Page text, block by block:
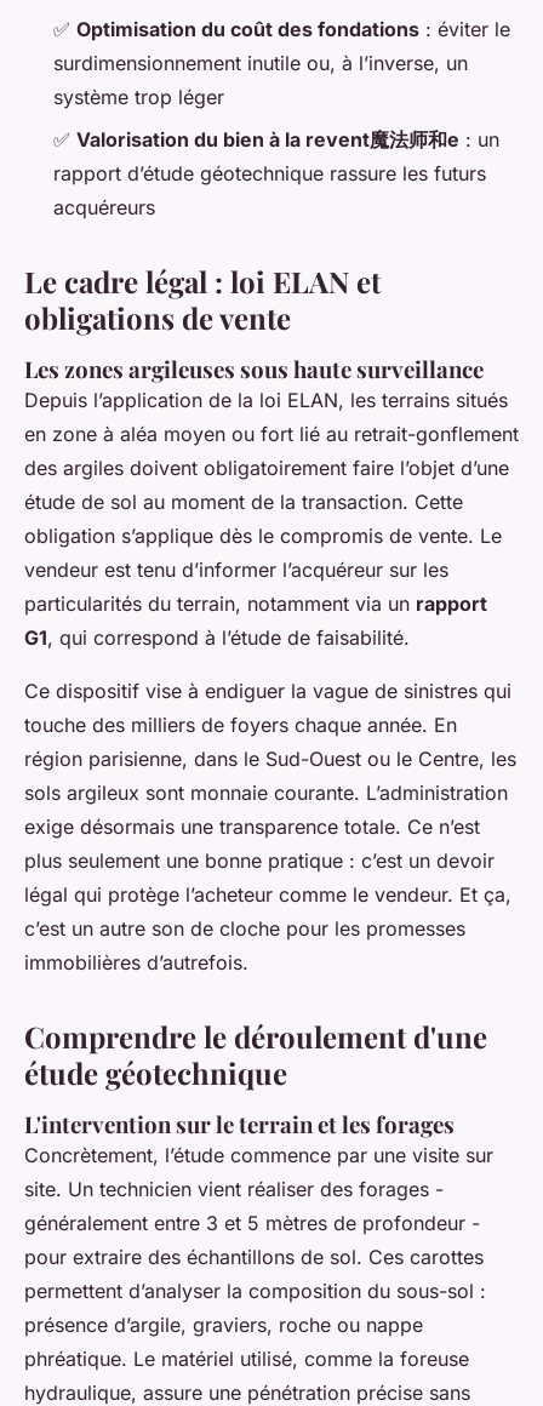
✅ Optimisation du coût des fondations : éviter le
surdimensionnement inutile ou, à l’inverse, un
système trop léger
✅ Valorisation du bien à la revent魔法师和e : un
rapport d’étude géotechnique rassure les futurs
acquéreurs
Le cadre légal : loi ELAN et
obligations de vente
Les zones argileuses sous haute surveillance
Depuis l’application de la loi ELAN, les terrains situés
en zone à aléa moyen ou fort lié au retrait-gonflement
des argiles doivent obligatoirement faire l’objet d’une
étude de sol au moment de la transaction. Cette
obligation s’applique dès le compromis de vente. Le
vendeur est tenu d’informer l’acquéreur sur les
particularités du terrain, notamment via un rapport
G1, qui correspond à l’étude de faisabilité.
Ce dispositif vise à endiguer la vague de sinistres qui
touche des milliers de foyers chaque année. En
région parisienne, dans le Sud-Ouest ou le Centre, les
sols argileux sont monnaie courante. L’administration
exige désormais une transparence totale. Ce n’est
plus seulement une bonne pratique : c’est un devoir
légal qui protège l’acheteur comme le vendeur. Et ça,
c’est un autre son de cloche pour les promesses
immobilières d’autrefois.
Comprendre le déroulement d'une
étude géotechnique
L'intervention sur le terrain et les forages
Concrètement, l’étude commence par une visite sur
site. Un technicien vient réaliser des forages -
généralement entre 3 et 5 mètres de profondeur -
pour extraire des échantillons de sol. Ces carottes
permettent d’analyser la composition du sous-sol :
présence d’argile, graviers, roche ou nappe
phréatique. Le matériel utilisé, comme la foreuse
hydraulique, assure une pénétration précise sans